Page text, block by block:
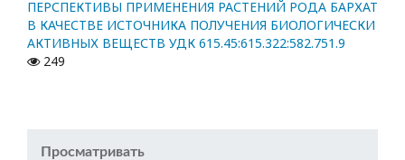
ПЕРСПЕКТИВЫ ПРИМЕНЕНИЯ РАСТЕНИЙ РОДА БАРХАТ
В КАЧЕСТВЕ ИСТОЧНИКА ПОЛУЧЕНИЯ БИОЛОГИЧЕСКИ
АКТИВНЫХ ВЕЩЕСТВ УДК 615.45:615.322:582.751.9
249
Просматривать